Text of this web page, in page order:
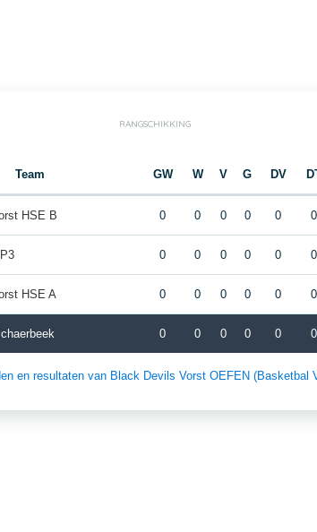
RANGSCHIKKING
Team GW W V G DV
HSE B 0 0 0 0 0 0
0 0 0 0 0 0
HSE A 0 0 0 0 0 0
0 0 0 0 0 0
en resultaten van Black Devils Vorst OEFEN (Basketbal